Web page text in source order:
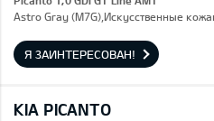
Astro Gray (M7G),Искусственные
Я ЗАИНТЕРЕСОВАН!
KIA PICANTO